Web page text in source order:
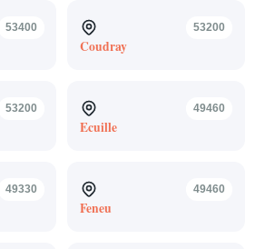
53400 53200
Coudray
53200 49460
Ecuille
49330 49460
Feneu